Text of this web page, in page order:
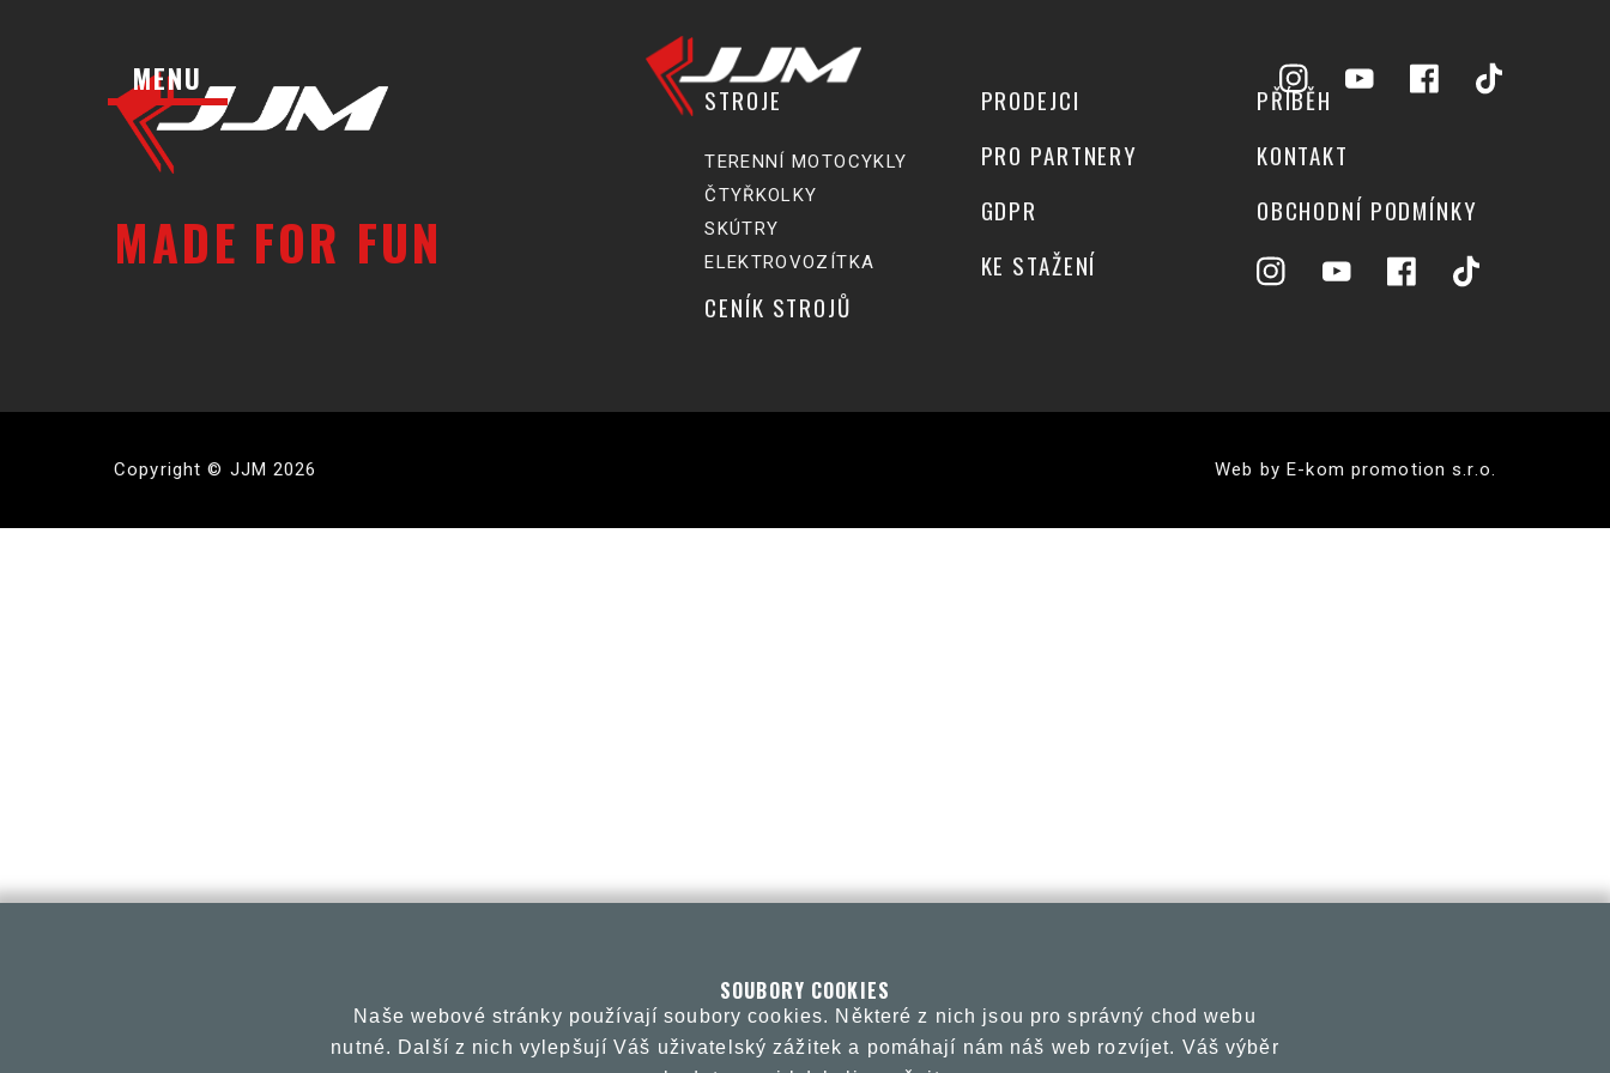
MENU
MADE FOR FUN
STROJE
TERENNÍ MOTOCYKLY
ČTYŘKOLKY
SKÚTRY
ELEKTROVOZÍTKA
CENÍK STROJŮ
PRODEJCI
PRO PARTNERY
GDPR
KE STAŽENÍ
PŘÍBĚH
KONTAKT
OBCHODNÍ PODMÍNKY
Copyright © JJM 2026 Web by E-kom promotion s.r.o.
SOUBORY COOKIES
Naše webové stránky používají soubory cookies. Některé z nich jsou pro správný chod webu
nutné. Další z nich vylepšují Váš uživatelský zážitek a pomáhají nám náš web rozvíjet. Váš výběr